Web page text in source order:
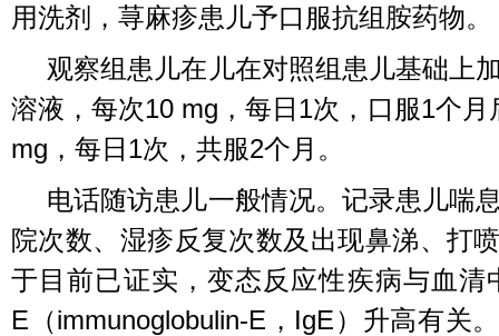
用洗剂，荨麻疹患儿予口服抗组胺药物。
观察组患儿在儿在对照组患儿基础上
溶液，每次10 mg，每日1次，口服1个月
mg，每日1次，共服2个月。
电话随访患儿一般情况。记录患儿喘
院次数、湿疹反复次数及出现鼻涕、打
于目前已证实，变态反应性疾病与血清
E（immunoglobulin-E，IgE）升高有关